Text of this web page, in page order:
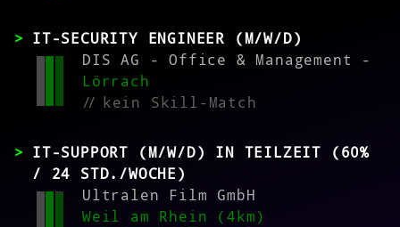
IT-SECURITY ENGINEER (M/W/D)
DIS AG - Office & Management -
Lörrach
//kein Skill-Match
IT-SUPPORT (M/W/D) IN TEILZEIT (60%
/ 24 STD./WOCHE)
Ultralen Film GmbH
Weil am Rhein (4km)